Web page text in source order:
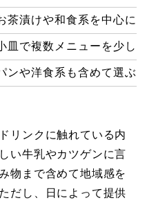
茶漬けや和食系を中心に
皿で複数メニューを少し
ンや洋食系も含めて選ぶ
リンクに触れている内
い牛乳やカツゲンに言
物まで含めて地域感を
だし、日によって提供